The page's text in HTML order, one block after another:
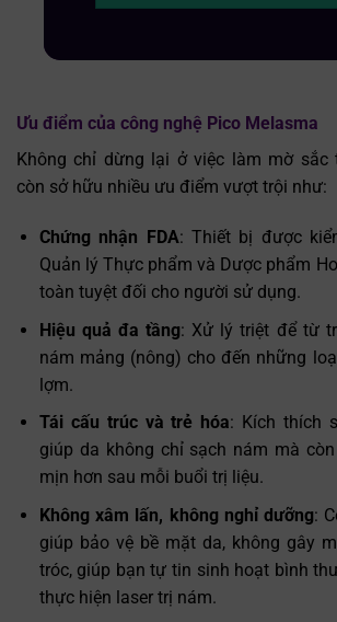
Ưu điểm của công nghệ Pico Melasma
Không chỉ dừng lại ở việc làm mờ sắc
còn sở hữu nhiều ưu điểm vượt trội như:
Chứng nhận FDA: Thiết bị được
Quản lý Thực phẩm và Dược phẩm
toàn tuyệt đối cho người sử dụng.
Hiệu quả đa tầng: Xử lý triệt để từ
nám mảng (nông) cho đến những
lợm.
Tái cấu trúc và trẻ hóa: Kích thích
giúp da không chỉ sạch nám mà
mịn hơn sau mỗi buổi trị liệu.
Không xâm lấn, không nghỉ dưỡng:
giúp bảo vệ bề mặt da, không gây
tróc, giúp bạn tự tin sinh hoạt bình
thực hiện laser trị nám.